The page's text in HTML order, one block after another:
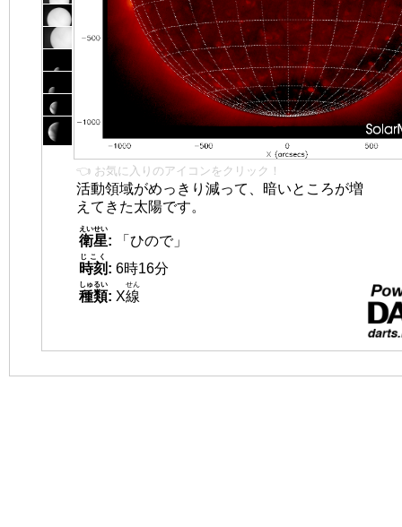
👈 お気に入りのアイコンをクリック！
活動領域がめっきり減って、暗いところが増
えてきた太陽です。
衛星
えいせい
:
「ひので」
時刻
じこく
: 6時16分
種類
しゅるい
: X線
せん